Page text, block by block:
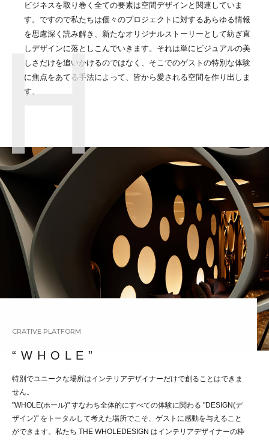
ビジネスを取り巻く全ての要素は空間デザインと関連していま
す。ですので私たちは個々のプロジェクトに対するあらゆる情報
を思慮深く読み解き、新たなオリジナルストーリーとして紡ぎ直
しデザインに落としこんでいきます。それは単にビジュアルの美
しさだけを追いかけるのではなく、そこでのゲストの特別な体験
に焦点をあてる手法によって、皆から愛される空間を作り出しま
す。
CRATIVE PLATFORM
“ W H O L E ”
特別でユニークな場所はインテリアデザイナーだけで創ることはできま
せん。
"WHOLE(ホール)" すなわち全体的にすべての体験に関わる "DESIGN(デ
ザイン)" をトータルして考えた場所でこそ、ゲストに感動を与えること
ができます。私たち THE WHOLEDESIGN はインテリアデザイナーの枠